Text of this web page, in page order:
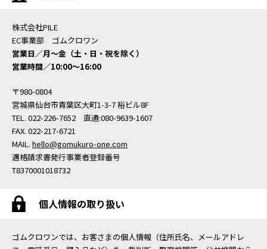
株式会社PILE
EC事業部 ゴムクロワン
営業日／月〜金（土・日・祝を除く）
営業時間／10:00〜16:00
〒980-0804
宮城県仙台市青葉区大町1-3-7 裕ビル8F
TEL. 022-226-7652 直通:080-9639-1607
FAX. 022-217-6721
MAIL. hello@gomukuro-one.com
適格請求書発行事業者登録番号
T8370001018732
個人情報の取り扱い
ゴムクロワンでは、お客さまの個人情報（住所氏名、メールアドレ